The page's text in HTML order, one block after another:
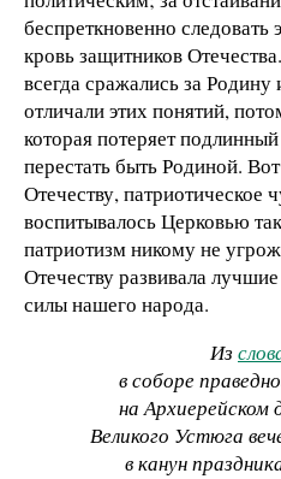
беспреткновенно следовать
кровь защитников
всегда сражались за
отличали этих понятий,
которая потеряет
перестать быть Родиной.
Отечеству, патриотическое
воспитывалось Церковью
патриотизм никому не
Отечеству развивала
силы нашего народа.
Из
в соборе
на Архиерейском
Великого Устюга
в канун